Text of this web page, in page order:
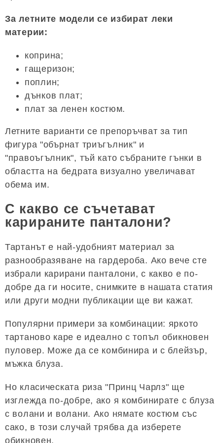
За летните модели се избират леки
материи:
коприна;
гащеризон;
поплин;
дънков плат;
плат за ленен костюм.
Летните варианти се препоръчват за тип
фигура "обърнат триъгълник" и
"правоъгълник", тъй като събраните гънки в
областта на бедрата визуално увеличават
обема им.
С какво се съчетават
карираните панталони?
Тартанът е най-удобният материал за
разнообразяване на гардероба. Ако вече сте
избрали карирани панталони, с какво е по-
добре да ги носите, снимките в нашата статия
или други модни публикации ще ви кажат.
Популярни примери за комбинации: яркото
тартаново каре е идеално с топъл обикновен
пуловер. Може да се комбинира и с блейзър,
мъжка блуза.
Но класическата риза "Принц Чарлз" ще
изглежда по-добре, ако я комбинирате с блуза
с волани и волани. Ако нямате костюм със
сако, в този случай трябва да изберете
обикновен.